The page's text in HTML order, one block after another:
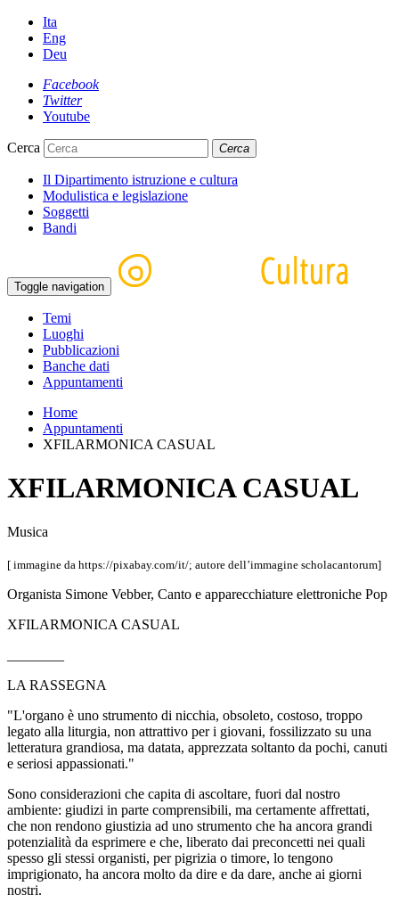
Ita
Eng
Deu
Facebook
Twitter
Youtube
Cerca Cerca
Il Dipartimento istruzione e cultura
Modulistica e legislazione
Soggetti
Bandi
Toggle navigation
Temi
Luoghi
Pubblicazioni
Banche dati
Appuntamenti
Home
Appuntamenti
XFILARMONICA CASUAL
XFILARMONICA CASUAL
Musica
[ immagine da https://pixabay.com/it/; autore dell’immagine scholacantorum]
Organista Simone Vebber, Canto e apparecchiature elettroniche Pop
XFILARMONICA CASUAL
LA RASSEGNA
"L'organo è uno strumento di nicchia, obsoleto, costoso, troppo
legato alla liturgia, non attrattivo per i giovani, fossilizzato su una
letteratura grandiosa, ma datata, apprezzata soltanto da pochi, canuti
e seriosi appassionati."
Sono considerazioni che capita di ascoltare, fuori dal nostro
ambiente: giudizi in parte comprensibili, ma certamente affrettati,
che non rendono giustizia ad uno strumento che ha ancora grandi
potenzialità da esprimere e che, liberato dai preconcetti nei quali
spesso gli stessi organisti, per pigrizia o timore, lo tengono
imprigionato, ha ancora molto da dire e da dare, anche ai giorni
nostri.